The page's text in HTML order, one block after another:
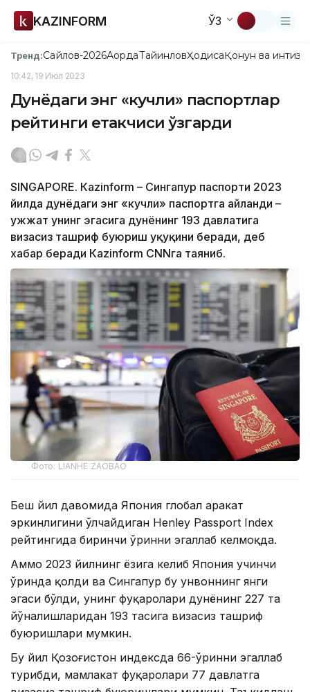
KAZINFORM ЎЗ
Тренд:Сайлов-2026АқордаТайинловҲодисаҚонун ва
10:42, 19 Июл 2023
Дунёдаги энг «кучли» паспортлар
рейтинги етакчиси ўзгарди
SINGAPORE. Кazinform – Сингапур паспорти 2023
йилда дунёдаги энг «кучли» паспортга айланди –
ҳужжат унинг эгасига дунёнинг 193 давлатига
визасиз ташриф буюриш ҳуқуқини беради, деб
хабар беради Кazinform CNNга таяниб.
Фото: LIANHE ZAOBAO
Беш йил давомида Япония глобал ҳаракат
эркинлигини ўлчайдиган Henley Passport Index
рейтингида биринчи ўринни эгаллаб келмоқда.
Аммо 2023 йилнинг ёзига келиб Япония учинчи
ўринда қолди ва Сингапур бу унвоннинг янги
эгаси бўлди, унинг фуқаролари дунёнинг 227 та
йўналишларидан 193 тасига визасиз ташриф
буюришлари мумкин.
Бу йил Қозоғистон индексда 66-ўринни эгаллаб
турибди, мамлакат фуқаролари 77 давлатга